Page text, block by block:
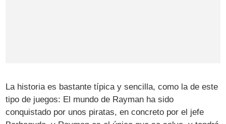
La historia es bastante típica y sencilla, como la de este
tipo de juegos: El mundo de Rayman ha sido
conquistado por unos piratas, en concreto por el jefe